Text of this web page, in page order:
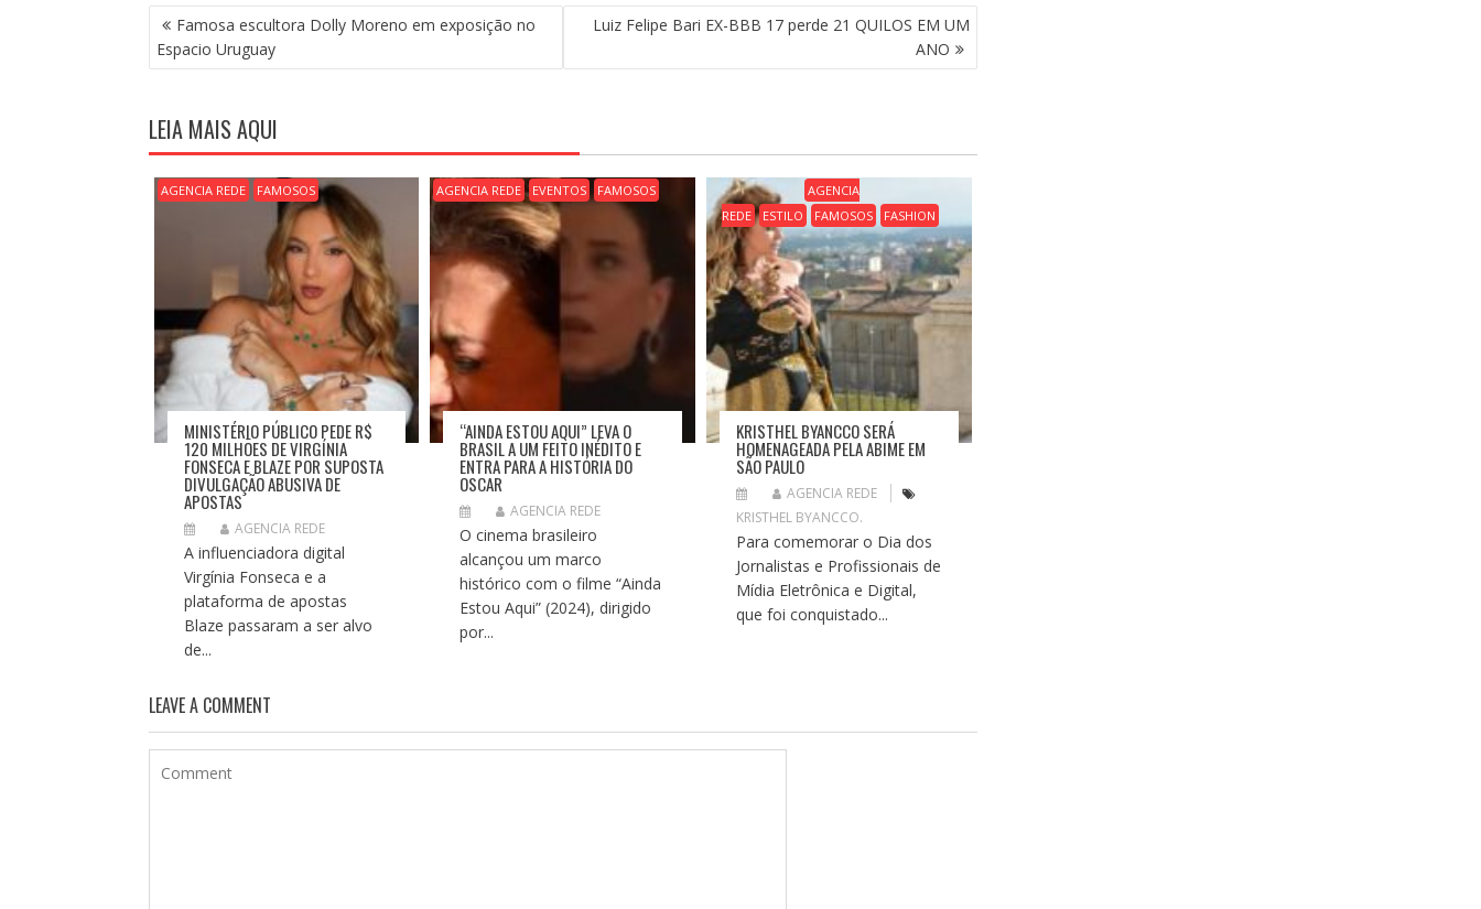
N
A
V
G
A
Ç
Ã
O
O
S
T
Famosa escultora Dolly Moreno em exposição no
Espacio Uruguay
Luiz Felipe Bari EX-BBB 17 perde 21 QUILOS EM UM
ANO
LEIA MAIS AQUI
AGENCIA REDE FAMOSOS
MINISTÉRIO PÚBLICO PEDE R$
120 MILHÕES DE VIRGÍNIA
FONSECA E BLAZE POR SUPOSTA
DIVULGAÇÃO ABUSIVA DE
APOSTAS
AGENCIA REDE
A influenciadora digital
Virgínia Fonseca e a
plataforma de apostas
Blaze passaram a ser alvo
de...
AGENCIA REDE EVENTOS FAMOSOS
“AINDA ESTOU AQUI” LEVA O
BRASIL A UM FEITO INÉDITO E
ENTRA PARA A HISTÓRIA DO
OSCAR
AGENCIA REDE
O cinema brasileiro
alcançou um marco
histórico com o filme “Ainda
Estou Aqui” (2024), dirigido
por...
AGENCIA
REDE
ESTILO FAMOSOS FASHION
KRISTHEL BYANCCO SERÁ
HOMENAGEADA PELA ABIME EM
SÃO PAULO
AGENCIA REDE
KRISTHEL BYANCCO.
Para comemorar o Dia dos
Jornalistas e Profissionais de
Mídia Eletrônica e Digital,
que foi conquistado...
LEAVE A COMMENT